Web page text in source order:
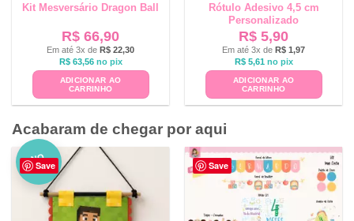
Kit Mesversário Dragon Ball
R$ 66,90
Em até 3x de R$ 22,30
R$63,56 no pix
ADICIONAR AO
CARRINHO
Rótulo Adesivo 4,5 cm
Personalizado
R$ 5,90
Em até 3x de R$ 1,97
R$5,61 no pix
ADICIONAR AO
CARRINHO
Acabaram de chegar por aqui
Save
NO
VO Save